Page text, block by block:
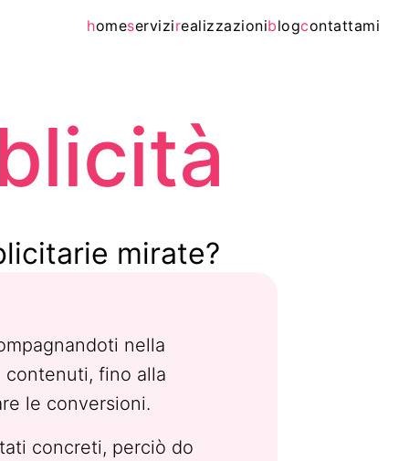
homeservizirealizzazioniblogcontattami
mirate?
nella
fino alla
le conversioni.
concreti, perciò do